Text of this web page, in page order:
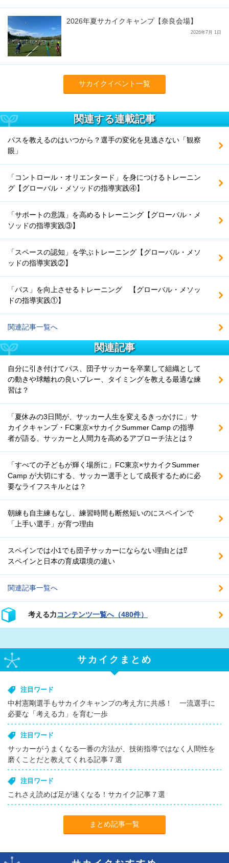
2026年夏サカイクキャンプ【奈良会場】
2026年7月 1日
サカイクイベント一覧
関連する連載記事
パスを教えるのはいつから？選手の変化を見逃さない「観察
眼」
「コントロール・オリエンタード」を身につけるトレーニン
グ【グローバル・メソッドの指導実践④】
「サポートの意識」を高めるトレーニング【グローバル・メ
ソッドの指導実践③】
「スペースの認知」を学ぶトレーニング【グローバル・メソ
ッドの指導実践②】
「パス」を向上させるトレーニング 【グローバル・メソッ
ドの指導実践①】
関連記事一覧へ
関連記事
自分に引き付けてパス、団子サッカーを卒業して組織として
の動きや球離れの良いプレー、タイミングを教える最適な練
習は？
「夏休みの3日間が、サッカー人生を変えるきっかけに」サ
カイクキャンプ・FC東京×サカイクSummer Camp の指導
者が語る、サッカーと人間力を高めるアプローチ法とは？
「すべての子どもが輝く場所に」FC東京×サカイクSummer
Camp が大切にする、サッカー選手として成長するために必
要なライフスキルとは？
朝練も自主練もなし、練習時間も断然短いのにスペインで
「上手い選手」が育つ理由
スペインでは小1でも団子サッカーにならない理由とは⁉
スペインと日本の育成環境の違い
関連記事一覧へ
考える力コンテンツ一覧へ（480件）
サカイクまとめ
注目ワード
中村憲剛選手もサカイクキャンプの考え方に共感！ 一流選手に
必要な「考える力」を育む一歩
注目ワード
サッカーがうまくなる一番の方法が、技術指導ではなく人間性を
磨くことだと教えてくれる記事７選
注目ワード
これさえ読めば足が速くなる！サカイク記事７選
まとめ記事一覧